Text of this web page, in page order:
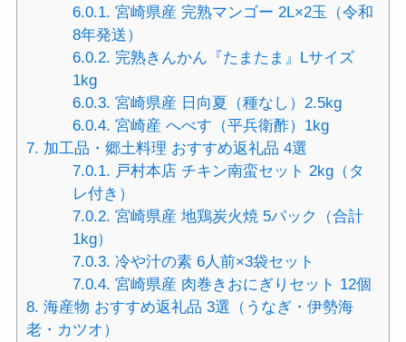
6.0.1. 宮崎県産 完熟マンゴー 2L×2玉（令和
8年発送）
6.0.2. 完熟きんかん『たまたま』Lサイズ
1kg
6.0.3. 宮崎県産 日向夏（種なし）2.5kg
6.0.4. 宮崎産 へべす（平兵衛酢）1kg
7. 加工品・郷土料理 おすすめ返礼品 4選
7.0.1. 戸村本店 チキン南蛮セット 2kg（タ
レ付き）
7.0.2. 宮崎県産 地鶏炭火焼 5パック（合計
1kg）
7.0.3. 冷や汁の素 6人前×3袋セット
7.0.4. 宮崎県産 肉巻きおにぎりセット 12個
8. 海産物 おすすめ返礼品 3選（うなぎ・伊勢海
老・カツオ）